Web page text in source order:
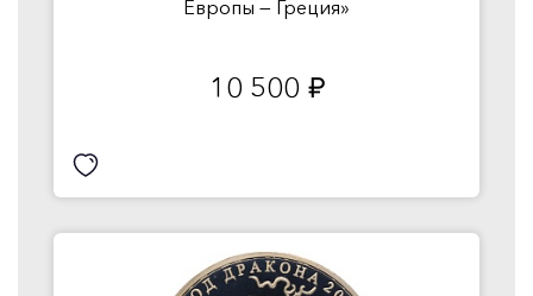
Европы — Греция»
10 500 руб.